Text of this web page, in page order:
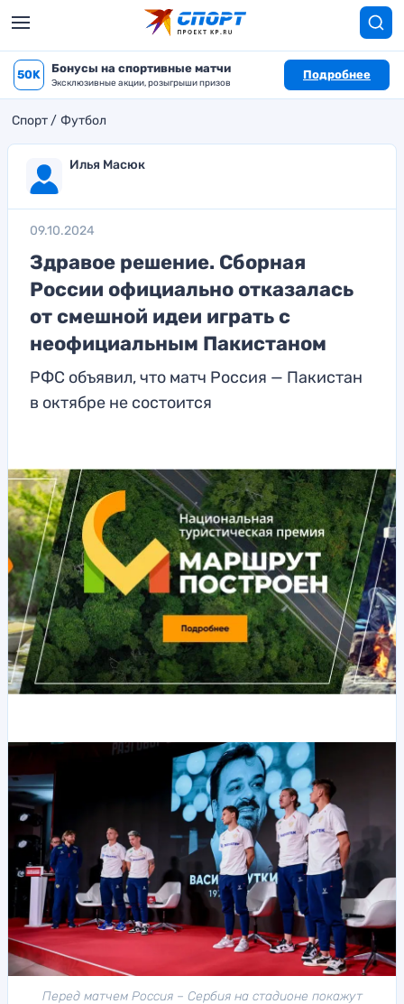
50K Бонусы на спортивные матчи
Эксклюзивные акции, розыгрыши призов
Подробнее
Спорт Футбол
Илья Масюк
09.10.2024
Здравое решение. Сборная
России официально отказалась
от смешной идеи играть с
неофициальным Пакистаном
РФС объявил, что матч Россия — Пакистан
в октябре не состоится
Перед матчем Россия – Сербия на стадионе покажут